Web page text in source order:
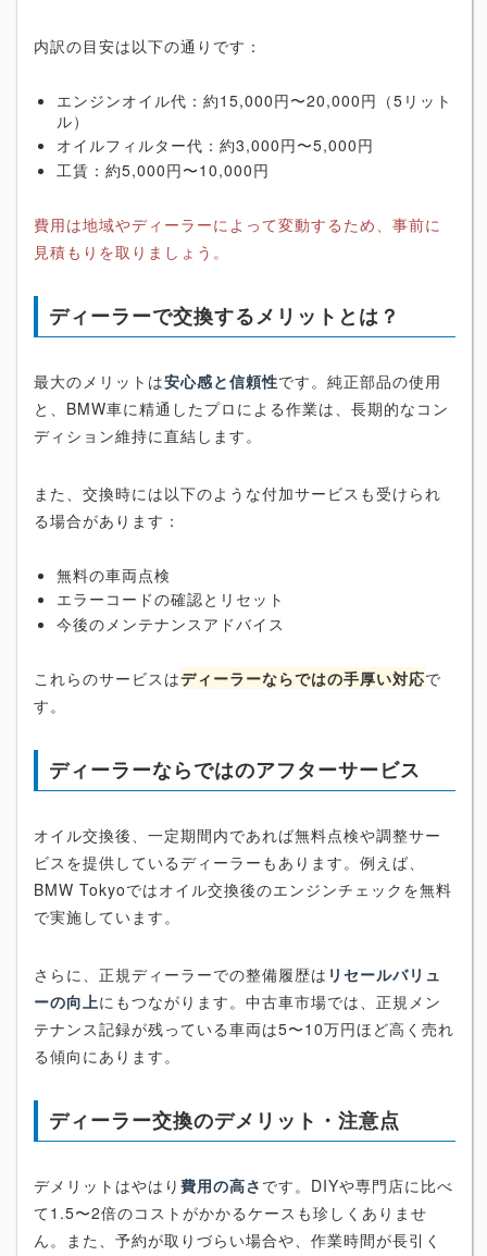
内訳の目安は以下の通りです：
エンジンオイル代：約15,000円〜20,000円（5リット
ル）
オイルフィルター代：約3,000円〜5,000円
工賃：約5,000円〜10,000円
費用は地域やディーラーによって変動するため、事前に
見積もりを取りましょう。
ディーラーで交換するメリットとは？
最大のメリットは安心感と信頼性です。純正部品の使用
と、BMW車に精通したプロによる作業は、長期的なコン
ディション維持に直結します。
また、交換時には以下のような付加サービスも受けられ
る場合があります：
無料の車両点検
エラーコードの確認とリセット
今後のメンテナンスアドバイス
これらのサービスはディーラーならではの手厚い対応で
す。
ディーラーならではのアフターサービス
オイル交換後、一定期間内であれば無料点検や調整サー
ビスを提供しているディーラーもあります。例えば、
BMW Tokyoではオイル交換後のエンジンチェックを無料
で実施しています。
さらに、正規ディーラーでの整備履歴は リセールバリュ
ーの向上にもつながります。中古車市場では、正規メン
テナンス記録が残っている車両は5〜10万円ほど高く売れ
る傾向にあります。
ディーラー交換のデメリット・注意点
デメリットはやはり 費用の高さ です。DIYや専門店に比べ
て1.5〜2倍のコストがかかるケースも珍しくありませ
ん。また、予約が取りづらい場合や、作業時間が長引く